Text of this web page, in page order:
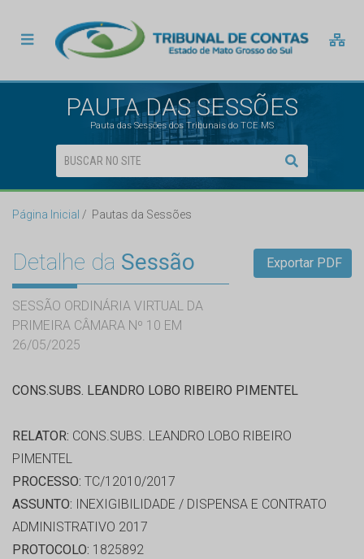
PAUTA DAS SESSÕES
Pauta das Sessões dos Tribunais do TCE MS
Página Inicial Pautas da Sessões
Detalhe da Sessão
SESSÃO ORDINÁRIA VIRTUAL DA
PRIMEIRA CÂMARA Nº 10 EM
26/05/2025
Exportar PDF
CONS.SUBS. LEANDRO LOBO RIBEIRO PIMENTEL
RELATOR: CONS.SUBS. LEANDRO LOBO RIBEIRO
PIMENTEL
PROCESSO: TC/12010/2017
ASSUNTO: INEXIGIBILIDADE / DISPENSA E CONTRATO
ADMINISTRATIVO 2017
PROTOCOLO: 1825892